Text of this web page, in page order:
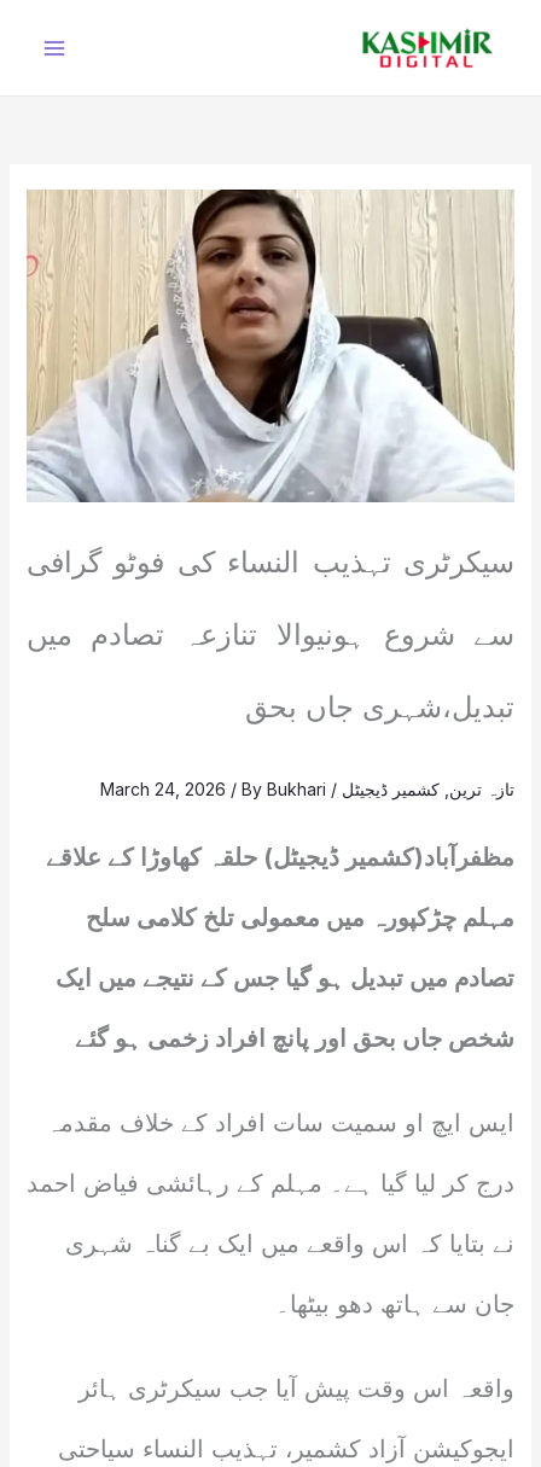
سیکرٹری تہذیب النساء کی فوٹو گرافی
سے شروع ہونیوالا تنازعہ تصادم میں
تبدیل،شہری جاں بحق
تازہ ترین کشمیر ڈیجیٹل /
March 24, 2026 / ByBukhari
مظفرآباد(کشمیر ڈیجیٹل) حلقہ کھاوڑا کے علاقے
مہلم چڑکپورہ میں معمولی تلخ کلامی سلح
تصادم میں تبدیل ہو گیا جس کے نتیجے میں ایک
شخص جاں بحق اور پانچ افراد زخمی ہو گئے
ایس ایچ او سمیت سات افراد کے خلاف مقدمہ
درج کر لیا گیا ہے۔ مہلم کے رہائشی فیاض احمد
نے بتایا کہ اس واقعے میں ایک بے گناہ شہری
جان سے ہاتھ دھو بیٹھا۔
واقعہ اس وقت پیش آیا جب سیکرٹری ہائر
ایجوکیشن آزاد کشمیر، تہذیب النساء سیاحتی